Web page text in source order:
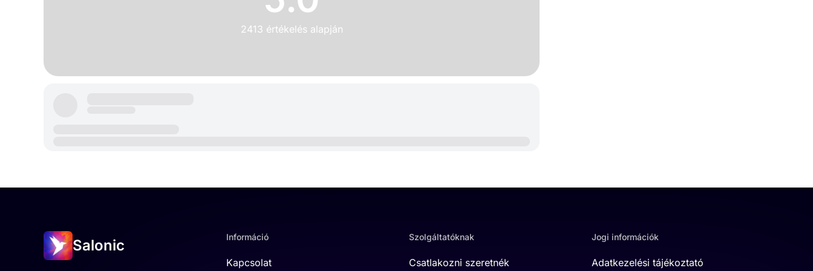
2413 értékelés alapján
Salonic Információ
Kapcsolat
Szolgáltatóknak
Csatlakozni szeretnék
Jogi információk
Adatkezelési tájékoztató